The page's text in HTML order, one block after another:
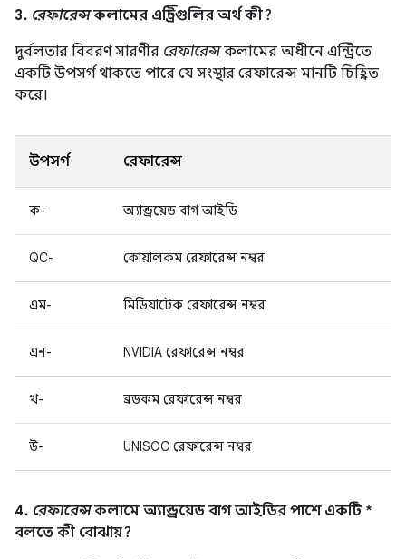
3. রেফারেন্সকলামের এন্ট্রিগুলির অর্থ কী?
দুর্বলতার বিবরণ সারণীর রেফারেন্সকলামের অধীনে এন্ট্রিতে
একটি উপসর্গ থাকতে পারে যে সংস্থার রেফারেন্স মানটি চিহ্নিত
করে।
উপসর্গ রেফারেন্স
ক- অ্যান্ড্রয়েড বাগ আইডি
QC- কোয়ালকম রেফারেন্স নম্বর
এম- মিডিয়াটেক রেফারেন্স নম্বর
এন- NVIDIA রেফারেন্স নম্বর
খ- ব্রডকম রেফারেন্স নম্বর
উ- UNISOC রেফারেন্স নম্বর
4. রেফারেন্সকলামে অ্যান্ড্রয়েড বাগ আইডির পাশে একটি *
বলতে কী বোঝায়?